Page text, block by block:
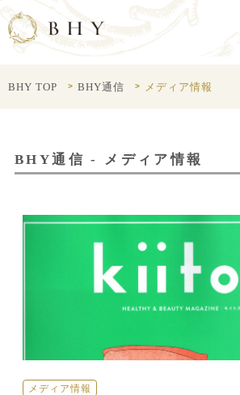
BHY TOP BHY通信 メディア情報
BHY通信 - メディア情報
メディア情報